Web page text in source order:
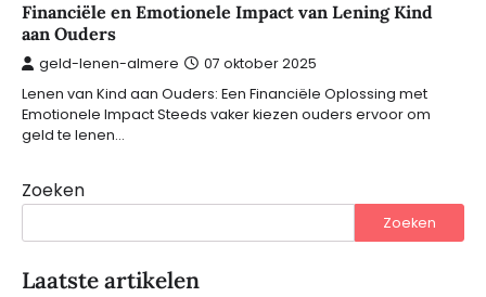
Financiële en Emotionele Impact van Lening Kind
aan Ouders
geld-lenen-almere 07 oktober 2025
Lenen van Kind aan Ouders: Een Financiële Oplossing met
Emotionele Impact Steeds vaker kiezen ouders ervoor om
geld te lenen…
Zoeken
Zoeken
Laatste artikelen